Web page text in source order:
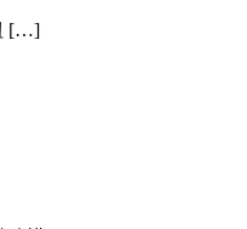
[…]